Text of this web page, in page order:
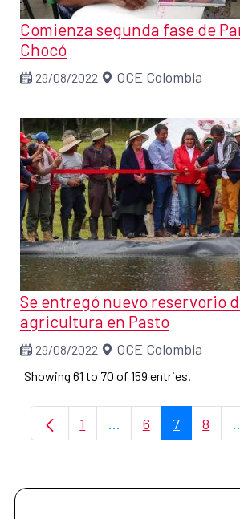
Comienza segunda fase de
Chocó
29/08/2022 OCE Colombia
Se entregó nuevo reservorio
agricultura en Pasto
29/08/2022 OCE Colombia
Showing 61 to 70 of 159 entries.
Page
1 ...Intermediate Pages
Page
6 Page
7 Page
8